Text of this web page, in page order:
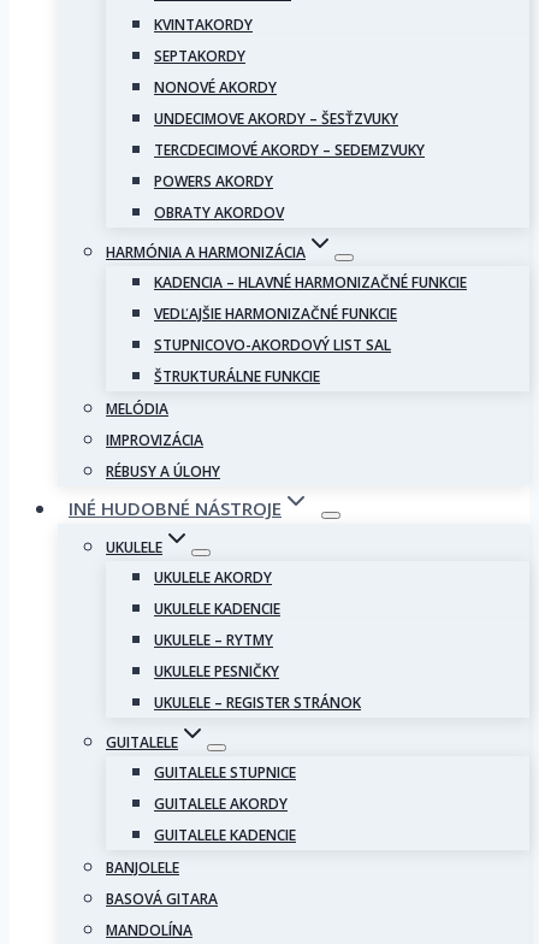
KVINTAKORDY
SEPTAKORDY
NONOVÉ AKORDY
UNDECIMOVE AKORDY – ŠESŤZVUKY
TERCDECIMOVÉ AKORDY – SEDEMZVUKY
POWERS AKORDY
OBRATY AKORDOV
HARMÓNIA A HARMONIZÁCIA
KADENCIA – HLAVNÉ HARMONIZAČNÉ FUNKCIE
VEDĽAJŠIE HARMONIZAČNÉ FUNKCIE
STUPNICOVO-AKORDOVÝ LIST SAL
ŠTRUKTURÁLNE FUNKCIE
MELÓDIA
IMPROVIZÁCIA
RÉBUSY A ÚLOHY
INÉ HUDOBNÉ NÁSTROJE
UKULELE
UKULELE AKORDY
UKULELE KADENCIE
UKULELE – RYTMY
UKULELE PESNIČKY
UKULELE – REGISTER STRÁNOK
GUITALELE
GUITALELE STUPNICE
GUITALELE AKORDY
GUITALELE KADENCIE
BANJOLELE
BASOVÁ GITARA
MANDOLÍNA